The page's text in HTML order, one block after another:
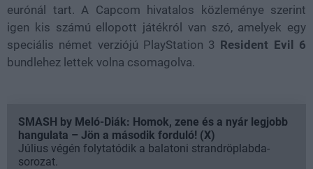
eurónál tart. A Capcom hivatalos közleménye szerint
igen kis számú ellopott játékról van szó, amelyek egy
speciális német verziójú PlayStation 3 Resident Evil 6
bundlehez lettek volna csomagolva.
SMASH by Meló-Diák: Homok, zene és a nyár legjobb
hangulata – Jön a második forduló! (X)
Július végén folytatódik a balatoni strandröplabda-
sorozat.